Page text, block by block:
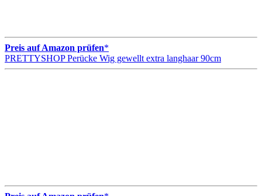
Preis auf Amazon prüfen*
PRETTYSHOP Perücke Wig gewellt extra langhaar 90cm